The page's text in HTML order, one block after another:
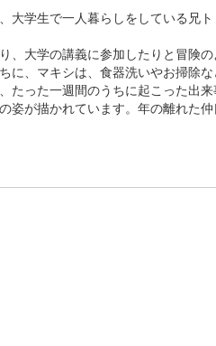
学生で一人暮らしをしている兄
大学の講義に参加したりと冒険
、マキシは、食器洗いやお掃除
たった一週間のうちに起こった出
が描かれています。年の離れた